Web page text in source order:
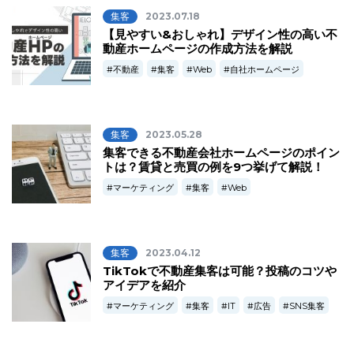
集客 2023.07.18
【見やすい&おしゃれ】デザイン性の高い不
動産ホームページの作成方法を解説
不動産 集客 Web 自社ホームページ
集客 2023.05.28
集客できる不動産会社ホームページのポイン
トは？賃貸と売買の例を9つ挙げて解説！
マーケティング 集客 Web
集客 2023.04.12
TikTokで不動産集客は可能？投稿のコツや
アイデアを紹介
マーケティング 集客 IT 広告 SNS集客